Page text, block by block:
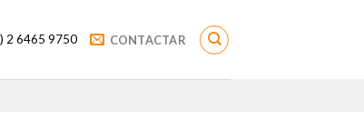
2 6465 9750 CONTACTAR